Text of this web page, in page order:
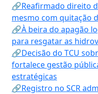
🔗Reafirmado direito
mesmo com quitação
🔗À beira do apagão
para resgatar as
🔗Decisão do TCU
fortalece gestão
estratégicas
🔗Registro no SCR